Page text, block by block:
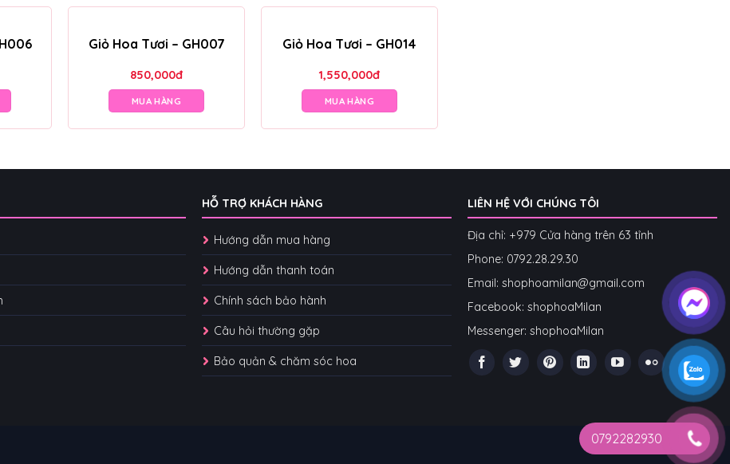
Giỏ Hoa Tươi – GH007
850,000đ
MUA HÀNG
Giỏ Hoa Tươi – GH014
1,550,000đ
MUA HÀNG
HỖ TRỢ KHÁCH HÀNG
Hướng dẫn mua hàng
Hướng dẫn thanh toán
Chính sách bảo hành
Câu hỏi thường gặp
Bảo quản & chăm sóc hoa
LIÊN HỆ VỚI CHÚNG TÔI
Địa chỉ: +979 Cửa hàng trên 63 tỉnh
Phone: 0792.28.29.30
Email: shophoamilan@gmail.com
Facebook: shophoaMilan
Messenger: shophoaMilan
0792282930